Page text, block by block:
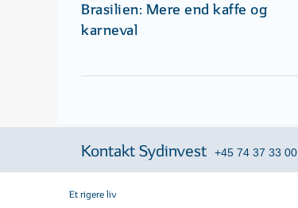
Brasilien: Mere end kaffe og
karneval
Kontakt Sydinvest +45 74 37 33 00
Et rigere liv